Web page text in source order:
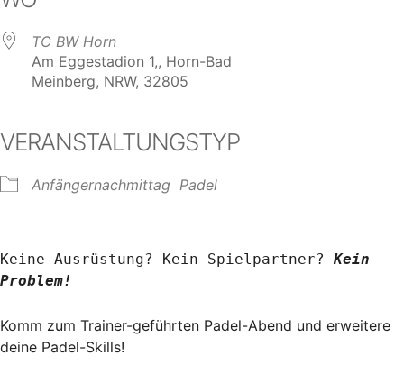
TC BW Horn
Am Eggestadion 1,, Horn-Bad
Meinberg, NRW, 32805
VERANSTALTUNGSTYP
Anfängernachmittag Padel
Keine Ausrüstung? Kein Spielpartner? Kein
Problem!
Komm zum Trainer-geführten Padel-Abend und erweitere
deine Padel-Skills!